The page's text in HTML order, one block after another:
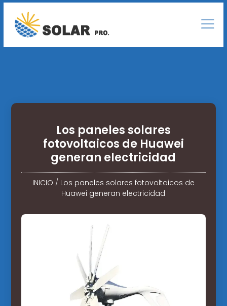
Los paneles solares
fotovoltaicos de Huawei
generan electricidad
INICIO / Los paneles solares fotovoltaicos de
Huawei generan electricidad